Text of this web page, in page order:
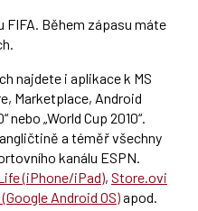
FIFA. Během zápasu máte
najdete i aplikace k MS
Marketplace, Android
nebo „World Cup 2010“.
a téměř všechny
kanálu ESPN.
(iPhone/iPad), Store.ovi
Android OS)apod.